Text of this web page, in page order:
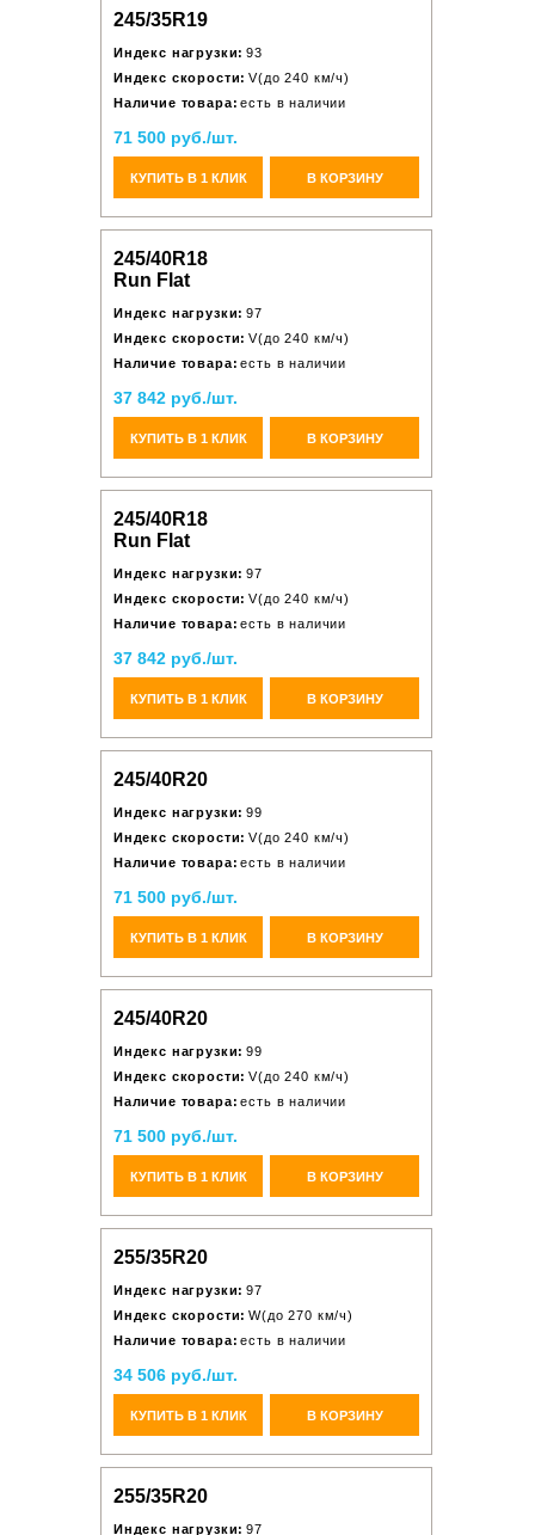
245/35R19
Индекс нагрузки: 93
Индекс скорости: V(до 240 км/ч)
Наличие товара: есть в наличии
71 500 руб./шт.
КУПИТЬ В 1 КЛИК В КОРЗИНУ
245/40R18
Run Flat
Индекс нагрузки: 97
Индекс скорости: V(до 240 км/ч)
Наличие товара: есть в наличии
37 842 руб./шт.
КУПИТЬ В 1 КЛИК В КОРЗИНУ
245/40R18
Run Flat
Индекс нагрузки: 97
Индекс скорости: V(до 240 км/ч)
Наличие товара: есть в наличии
37 842 руб./шт.
КУПИТЬ В 1 КЛИК В КОРЗИНУ
245/40R20
Индекс нагрузки: 99
Индекс скорости: V(до 240 км/ч)
Наличие товара: есть в наличии
71 500 руб./шт.
КУПИТЬ В 1 КЛИК В КОРЗИНУ
245/40R20
Индекс нагрузки: 99
Индекс скорости: V(до 240 км/ч)
Наличие товара: есть в наличии
71 500 руб./шт.
КУПИТЬ В 1 КЛИК В КОРЗИНУ
255/35R20
Индекс нагрузки: 97
Индекс скорости: W(до 270 км/ч)
Наличие товара: есть в наличии
34 506 руб./шт.
КУПИТЬ В 1 КЛИК В КОРЗИНУ
255/35R20
Индекс нагрузки: 97